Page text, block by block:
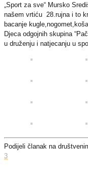
„Sport za sve“ Mursko
našem vrtiću 28.rujna i to
bacanje
Djeca odgojnih skupina
u druženju i natjecanju u
Podijeli članak na
3